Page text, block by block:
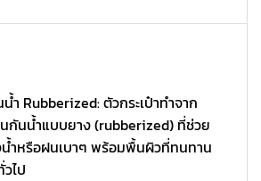
ำ Rubberized: ตัวกระเป๋าทำจาก
กันน้ำแบบยาง (rubberized) ที่ช่วย
ำหรือฝนเบาๆ พร้อมพื้นผิวที่ทนทาน
ไป